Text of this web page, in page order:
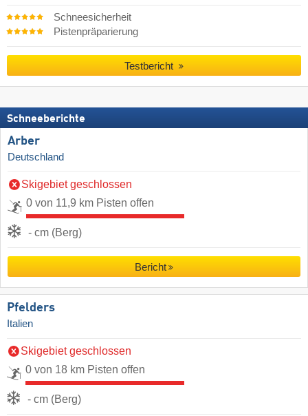
Schneesicherheit
Pistenpräparierung
Testbericht
Schneeberichte
Arber
Deutschland
Skigebiet geschlossen
0 von 11,9 km Pisten offen
- cm (Berg)
Bericht
Pfelders
Italien
Skigebiet geschlossen
0 von 18 km Pisten offen
- cm (Berg)